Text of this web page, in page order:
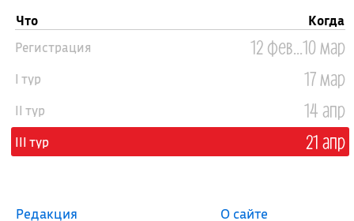
Что
Когда
Регистрация
12 фев...10 мар
I тур 17 мар
II тур 14 апр
III тур 21 апр
Редакция О сайте